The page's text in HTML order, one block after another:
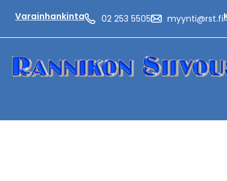
Varainhankinta 02 253 5505 myynti@rst.fi